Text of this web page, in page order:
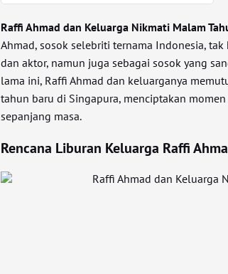
Raffi Ahmad dan Keluarga Nikmati Malam
Ahmad, sosok selebriti ternama Indonesia,
dan aktor, namun juga sebagai sosok yang
lama ini, Raffi Ahmad dan keluarganya
tahun baru di Singapura, menciptakan
sepanjang masa.
Rencana Liburan Keluarga Raffi